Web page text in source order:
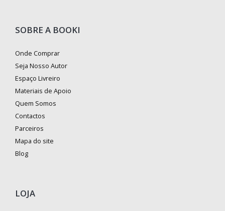
SOBRE A BOOKI
Onde Comprar
Seja Nosso Autor
Espaço Livreiro
Materiais de Apoio
Quem Somos
Contactos
Parceiros
Mapa do site
Blog
LOJA